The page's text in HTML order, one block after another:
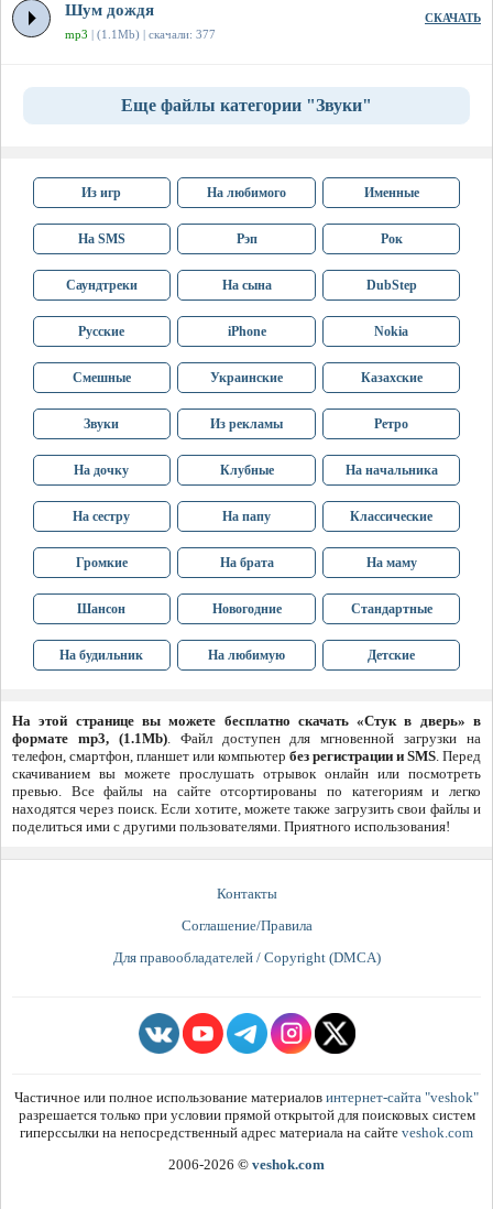
Шум дождя
mp3 | (1.1Mb) | скачали: 377
СКАЧАТЬ
Еще файлы категории "Звуки"
Из игр На любимого Именные
На SMS Рэп Рок
Саундтреки На сына DubStep
Русские iPhone Nokia
Смешные Украинские Казахские
Звуки Из рекламы Ретро
На дочку Клубные На начальника
На сестру На папу Классические
Громкие На брата На маму
Шансон Новогодние Стандартные
На будильник На любимую Детские
На этой странице вы можете бесплатно скачать «Стук в дверь» в
формате mp3, (1.1Mb). Файл доступен для мгновенной загрузки на
телефон, смартфон, планшет или компьютер без регистрации и SMS. Перед
скачиванием вы можете прослушать отрывок онлайн или посмотреть
превью. Все файлы на сайте отсортированы по категориям и легко
находятся через поиск. Если хотите, можете также загрузить свои файлы и
поделиться ими с другими пользователями. Приятного использования!
Контакты
Соглашение/Правила
Для правообладателей / Copyright (DMCA)
Частичное или полное использование материалов интернет-сайта "veshok"
разрешается только при условии прямой открытой для поисковых систем
гиперссылки на непосредственный адрес материала на сайте veshok.com
2006-2026 © veshok.com